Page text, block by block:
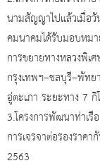
นามสัญญาไปแล้วเมื่อ
คมนาคมได้รับมอบหม
การขยายทางหลวงพิเ
กรุงเทพฯ–ชลบุรี–พัท
อู่ตะเภา ระยะทาง 7
3.โครงการพัฒนาท่าเ
การเจรจาต่อรองราค
2563